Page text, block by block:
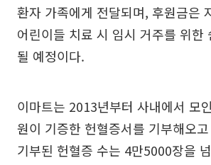
환자 가족에게 전달되며, 후원금은
어린이들 치료 시 임시 거주를 위한
될 예정이다.
이마트는 2013년부터 사내에서 모
원이 기증한 헌혈증서를 기부해오
기부된 헌혈증 수는 4만5000장을